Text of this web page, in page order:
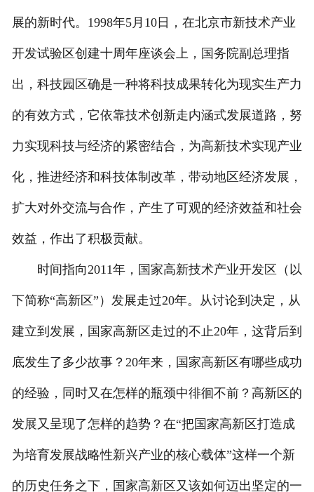
展的新时代。1998年5月10日，在北京市新技术产业
开发试验区创建十周年座谈会上，国务院副总理指
出，科技园区确是一种将科技成果转化为现实生产力
的有效方式，它依靠技术创新走内涵式发展道路，努
力实现科技与经济的紧密结合，为高新技术实现产业
化，推进经济和科技体制改革，带动地区经济发展，
扩大对外交流与合作，产生了可观的经济效益和社会
效益，作出了积极贡献。
时间指向2011年，国家高新技术产业开发区（以
下简称“高新区”）发展走过20年。从讨论到决定，从
建立到发展，国家高新区走过的不止20年，这背后到
底发生了多少故事？20年来，国家高新区有哪些成功
的经验，同时又在怎样的瓶颈中徘徊不前？高新区的
发展又呈现了怎样的趋势？在“把国家高新区打造成
为培育发展战略性新兴产业的核心载体”这样一个新
的历史任务之下，国家高新区又该如何迈出坚定的一